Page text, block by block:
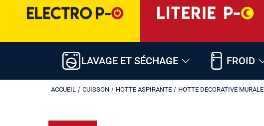
LAVAGE ET SÉCHAGE FROID
ACCUEIL / CUISSON / HOTTE ASPIRANTE / HOTTE DECORATIVE MURALE